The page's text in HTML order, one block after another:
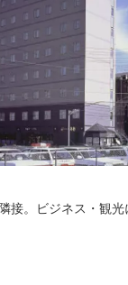
接。ビジネス・観